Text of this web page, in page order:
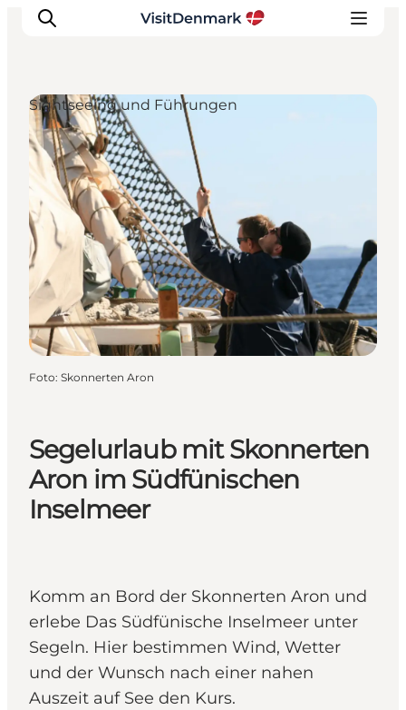
Inspiration
Regionen
Erlebnisse
Unterkünfte
Reiseplanung
Segelurlaub mit Skonnerten
Aron im Südfünischen
Inselmeer
Komm an Bord der Skonnerten Aron und
erlebe Das Südfünische Inselmeer unter
Segeln. Hier bestimmen Wind, Wetter
und der Wunsch nach einer nahen
Auszeit auf See den Kurs.
Sightseeing und Führungen
Foto: Skonnerten Aron